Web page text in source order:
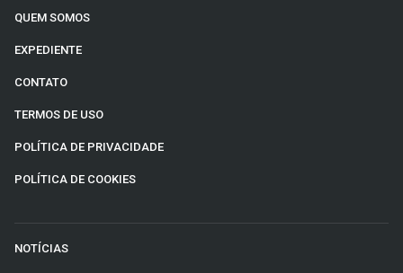
QUEM SOMOS
EXPEDIENTE
CONTATO
TERMOS DE USO
POLÍTICA DE PRIVACIDADE
POLÍTICA DE COOKIES
NOTÍCIAS